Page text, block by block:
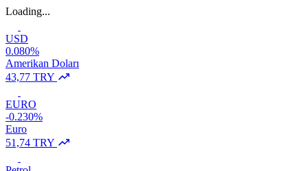
Loading...
USD
0.080%
Amerikan Doları
43,77 TRY
EURO
-0.230%
Euro
51,74 TRY